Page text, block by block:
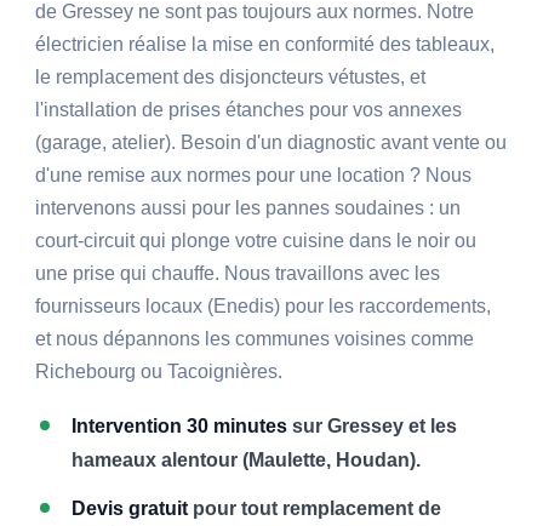
de Gressey ne sont pas toujours aux normes. Notre
électricien réalise la mise en conformité des tableaux,
le remplacement des disjoncteurs vétustes, et
l'installation de prises étanches pour vos annexes
(garage, atelier). Besoin d'un diagnostic avant vente ou
d'une remise aux normes pour une location ? Nous
intervenons aussi pour les pannes soudaines : un
court-circuit qui plonge votre cuisine dans le noir ou
une prise qui chauffe. Nous travaillons avec les
fournisseurs locaux (Enedis) pour les raccordements,
et nous dépannons les communes voisines comme
Richebourg ou Tacoignières.
Intervention 30 minutes sur Gressey et les
hameaux alentour (Maulette, Houdan).
Devis gratuitpour tout remplacement de